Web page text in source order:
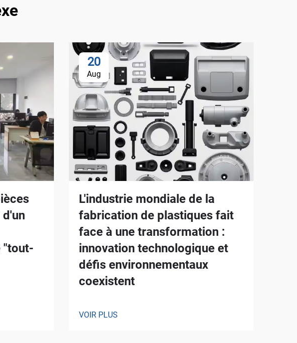
"tout-
20
Aug
L'industrie mondiale de la
fabrication de plastiques fait
face à une transformation :
innovation technologique et
défis environnementaux
coexistent
VOIR PLUS